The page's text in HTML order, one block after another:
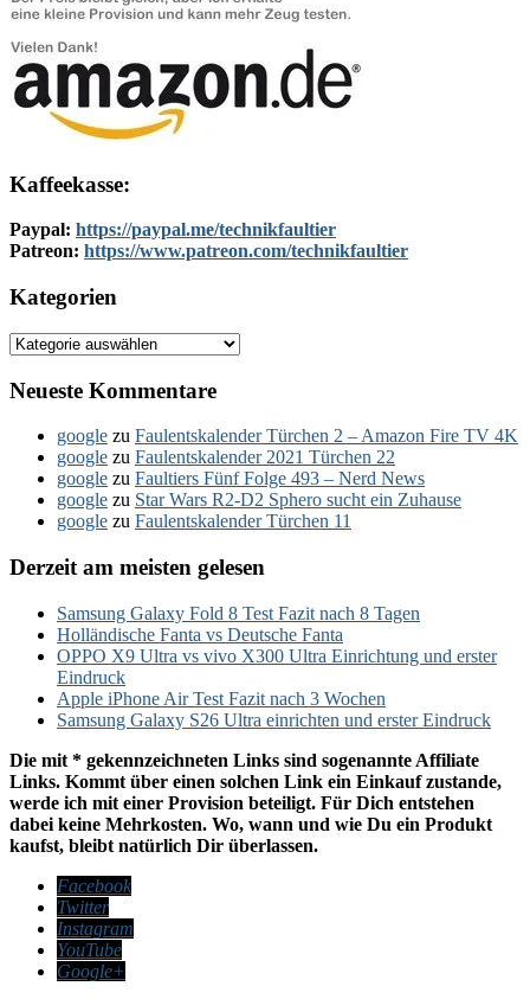
Kaffeekasse:
Paypal: https://paypal.me/technikfaultier
Patreon: https://www.patreon.com/technikfaultier
Kategorien
Kategorien
Neueste Kommentare
google zu Faulentskalender Türchen 2 – Amazon Fire TV 4K
google zu Faulentskalender 2021 Türchen 22
google zu Faultiers Fünf Folge 493 – Nerd News
google zu Star Wars R2-D2 Sphero sucht ein Zuhause
google zu Faulentskalender Türchen 11
Derzeit am meisten gelesen
Samsung Galaxy Fold 8 Test Fazit nach 8 Tagen
Holländische Fanta vs Deutsche Fanta
OPPO X9 Ultra vs vivo X300 Ultra Einrichtung und erster
Eindruck
Apple iPhone Air Test Fazit nach 3 Wochen
Samsung Galaxy S26 Ultra einrichten und erster Eindruck
Die mit * gekennzeichneten Links sind sogenannte Affiliate
Links. Kommt über einen solchen Link ein Einkauf zustande,
werde ich mit einer Provision beteiligt. Für Dich entstehen
dabei keine Mehrkosten. Wo, wann und wie Du ein Produkt
kaufst, bleibt natürlich Dir überlassen.
Facebook
Twitter
Instagram
YouTube
Google+